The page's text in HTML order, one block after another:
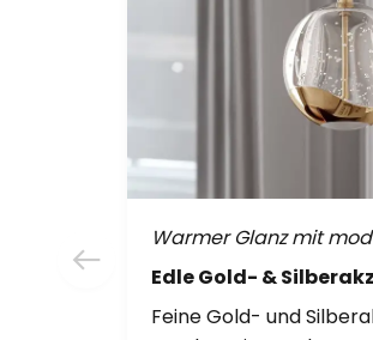
Warmer Glanz mit
Edle Gold- &
Feine Gold- und